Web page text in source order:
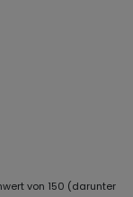
von 150 (darunter